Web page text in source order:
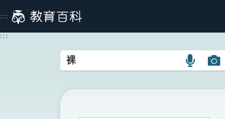
到
主
:::
:::
語
搜
圖
搜